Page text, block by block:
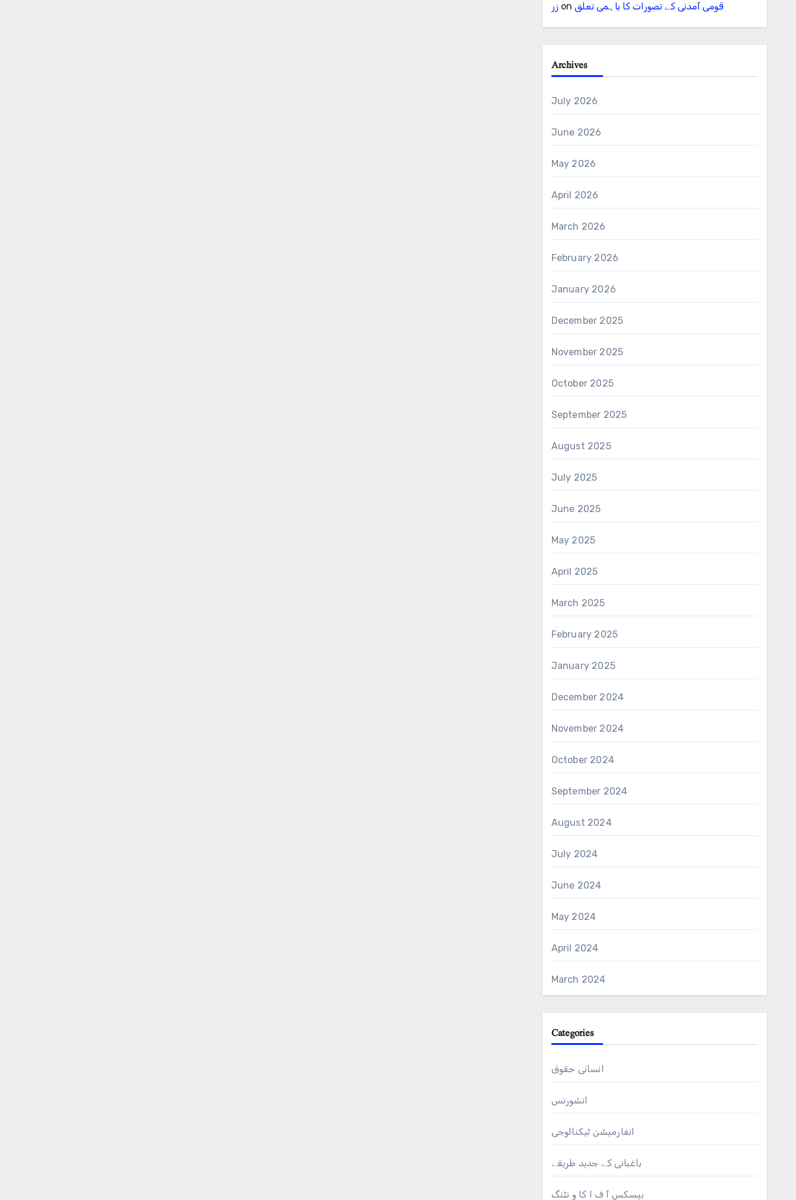
زر on قومی آمدنی کے تصورات کا باہمی تعلق
Archives
July 2026
June 2026
May 2026
April 2026
March 2026
February 2026
January 2026
December 2025
November 2025
October 2025
September 2025
August 2025
July 2025
June 2025
May 2025
April 2025
March 2025
February 2025
January 2025
December 2024
November 2024
October 2024
September 2024
August 2024
July 2024
June 2024
May 2024
April 2024
March 2024
Categories
انسانی حقوق
انشورنس
انفارمیشن ٹیکنالوجی
باغبانی کے جدید طریقے
بیسکس آ ف ا کا و نٹنگ